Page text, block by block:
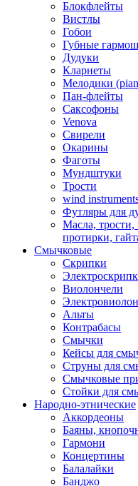
Блокфлейты
Вистлы
Гобои
Губные
Дудуки
Кларнеты
Мелодики
Пан-флейты
Саксофоны
Venova
Свирели
Окарины
Фаготы
Мундштуки
Трости
wind
Футляры для
Масла,
протирки,
Смычковые
Скрипки
Виолончели
Альты
Контрабасы
Смычки
Кейсы для
Струны для
Смычковые
Стойки для
Народно-этнические
Аккордеоны
Баяны,
Гармони
Концертины
Балалайки
Банджо